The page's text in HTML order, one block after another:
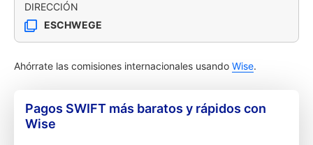
DIRECCIÓN
ESCHWEGE
Ahórrate las comisiones internacionales usando Wise.
Pagos SWIFT más baratos y rápidos con
Wise